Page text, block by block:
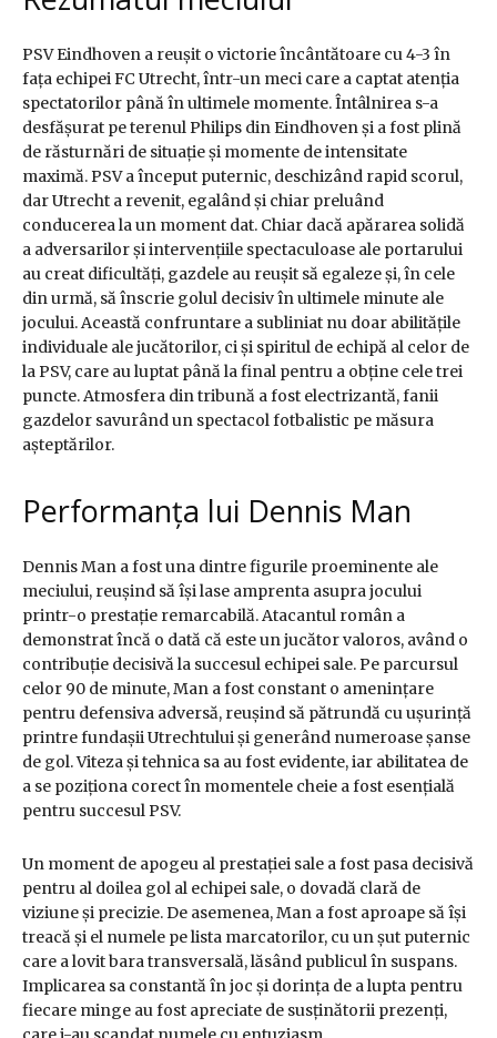
PSV Eindhoven a reușit o victorie încântătoare cu 4-3 în
fața echipei FC Utrecht, într-un meci care a captat atenția
spectatorilor până în ultimele momente. Întâlnirea s-a
desfășurat pe terenul Philips din Eindhoven și a fost plină
de răsturnări de situație și momente de intensitate
maximă. PSV a început puternic, deschizând rapid scorul,
dar Utrecht a revenit, egalând și chiar preluând
conducerea la un moment dat. Chiar dacă apărarea solidă
a adversarilor și intervențiile spectaculoase ale portarului
au creat dificultăți, gazdele au reușit să egaleze și, în cele
din urmă, să înscrie golul decisiv în ultimele minute ale
jocului. Această confruntare a subliniat nu doar abilitățile
individuale ale jucătorilor, ci și spiritul de echipă al celor de
la PSV, care au luptat până la final pentru a obține cele trei
puncte. Atmosfera din tribună a fost electrizantă, fanii
gazdelor savurând un spectacol fotbalistic pe măsura
așteptărilor.
Performanța lui Dennis Man
Dennis Man a fost una dintre figurile proeminente ale
meciului, reușind să își lase amprenta asupra jocului
printr-o prestație remarcabilă. Atacantul român a
demonstrat încă o dată că este un jucător valoros, având o
contribuție decisivă la succesul echipei sale. Pe parcursul
celor 90 de minute, Man a fost constant o amenințare
pentru defensiva adversă, reușind să pătrundă cu ușurință
printre fundașii Utrechtului și generând numeroase șanse
de gol. Viteza și tehnica sa au fost evidente, iar abilitatea de
a se poziționa corect în momentele cheie a fost esențială
pentru succesul PSV.
Un moment de apogeu al prestației sale a fost pasa decisivă
pentru al doilea gol al echipei sale, o dovadă clară de
viziune și precizie. De asemenea, Man a fost aproape să își
treacă și el numele pe lista marcatorilor, cu un șut puternic
care a lovit bara transversală, lăsând publicul în suspans.
Implicarea sa constantă în joc și dorința de a lupta pentru
fiecare minge au fost apreciate de susținătorii prezenți,